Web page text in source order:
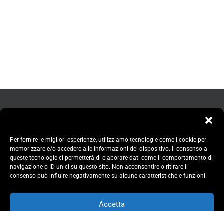
Per fornire le migliori esperienze, utilizziamo tecnologie come i cookie per
memorizzare e/o accedere alle informazioni del dispositivo. Il consenso a
queste tecnologie ci permetterà di elaborare dati come il comportamento di
navigazione o ID unici su questo sito. Non acconsentire o ritirare il
consenso può influire negativamente su alcune caratteristiche e funzioni.
Accetta